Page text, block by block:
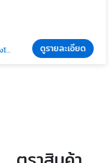
ดูรายละเอียด